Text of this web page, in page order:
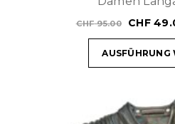
CHF95.00 CHF
AUSFÜHRUNG